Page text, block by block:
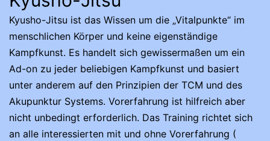
Kyusho-Jitsu ist das Wissen um die „Vitalpunkte“ im
menschlichen Körper und keine eigenständige
Kampfkunst. Es handelt sich gewissermaßen um ein
Ad-on zu jeder beliebigen Kampfkunst und basiert
unter anderem auf den Prinzipien der TCM und des
Akupunktur Systems. Vorerfahrung ist hilfreich aber
nicht unbedingt erforderlich. Das Training richtet sich
an alle interessierten mit und ohne Vorerfahrung (